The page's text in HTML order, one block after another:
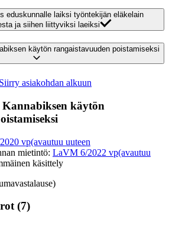
eduskunnalle laiksi työntekijän eläkelain
ja siihen liittyviksi laeiksi
käytön rangaistavuuden poistamiseksi
Siirry asiakohdan alkuun
Kannabiksen käytön
vp(avautuu uuteen
mietintö: LaVM 6/2022 vp(avautuu
käsittely
(7)